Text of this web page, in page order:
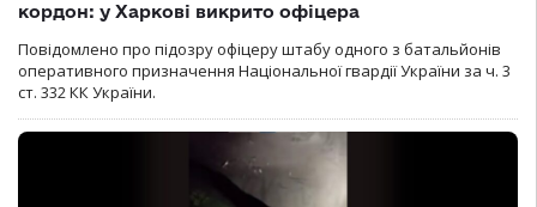
кордон: у Харкові викрито офіцера
Повідомлено про підозру офіцеру штабу одного з батальйонів
оперативного призначення Національної гвардії України за ч. 3
ст. 332 КК України.